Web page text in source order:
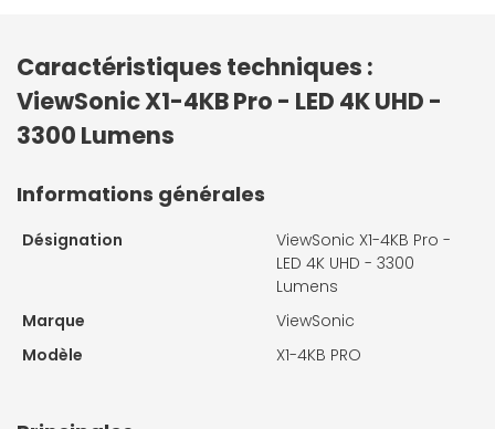
Caractéristiques techniques :
ViewSonic X1-4KB Pro - LED 4K UHD -
3300 Lumens
Informations générales
Désignation
ViewSonic X1-4KB Pro -
LED 4K UHD - 3300
Lumens
Marque
ViewSonic
Modèle
X1-4KB PRO